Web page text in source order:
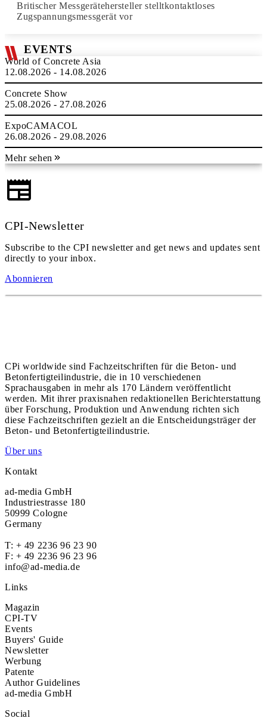
Britischer Messgerätehersteller stelltkontaktloses
Zugspannungsmessgerät vor
EVENTS
World of Concrete Asia
12.08.2026 - 14.08.2026
Concrete Show
25.08.2026 - 27.08.2026
ExpoCAMACOL
26.08.2026 - 29.08.2026
Mehr sehen
CPI-Newsletter
Subscribe to the CPI newsletter and get news and updates sent
directly to your inbox.
Abonnieren
CPi worldwide sind Fachzeitschriften für die Beton- und
Betonfertigteilindustrie, die in 10 verschiedenen
Sprachausgaben in mehr als 170 Ländern veröffentlicht
werden. Mit ihrer praxisnahen redaktionellen Berichterstattung
über Forschung, Produktion und Anwendung richten sich
diese Fachzeitschriften gezielt an die Entscheidungsträger der
Beton- und Betonfertigteilindustrie.
Über uns
Kontakt
ad-media GmbH
Industriestrasse 180
50999 Cologne
Germany
T: + 49 2236 96 23 90
F: + 49 2236 96 23 96
info@ad-media.de
Links
Magazin
CPI-TV
Events
Buyers' Guide
Newsletter
Werbung
Patente
Author Guidelines
ad-media GmbH
Social